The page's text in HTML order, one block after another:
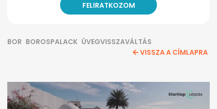
BOR BOROSPALACK ÜVEGVISSZAVÁLTÁS
VISSZA A CÍMLAPRA